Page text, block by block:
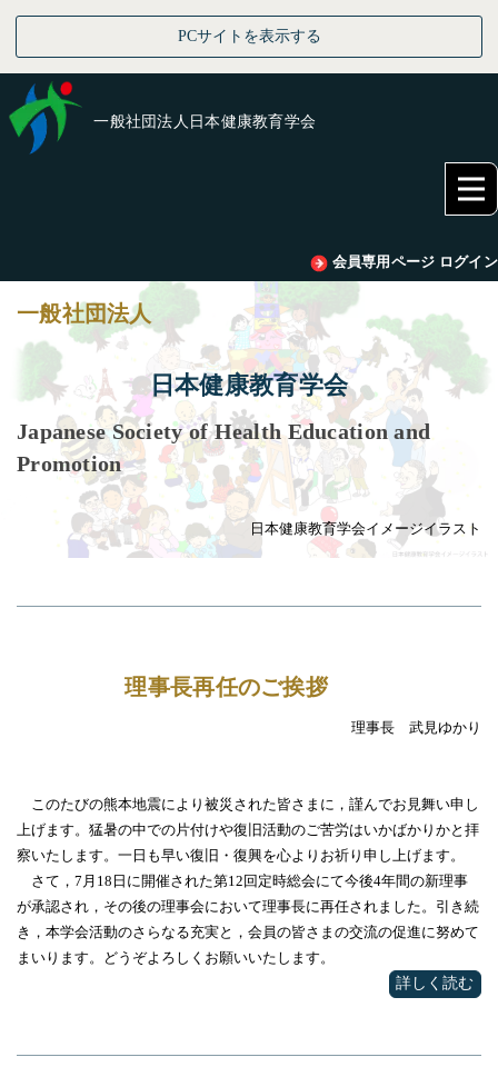
PCサイトを表示する
一般社団法人日本健康教育学会
会員専用ページ ログイン
一般社団法人
日本健康教育学会
Japanese Society of Health Education and
Promotion
日本健康教育学会イメージイラスト
理事長再任のご挨拶
理事長 武見ゆかり
このたびの熊本地震により被災された皆さまに，謹んでお見舞い申し
上げます。猛暑の中での片付けや復旧活動のご苦労はいかばかりかと拝
察いたします。一日も早い復旧・復興を心よりお祈り申し上げます。
さて， 7 月 18 日に開催された第12 回定時総会にて今後4年間の新理事
が承認され，その後の理事会において理事長に再任されました。引き続
き，本学会活動のさらなる充実と，会員の皆さまの交流の促進に努めて
まいります。どうぞよろしくお願いいたします。
詳しく読む